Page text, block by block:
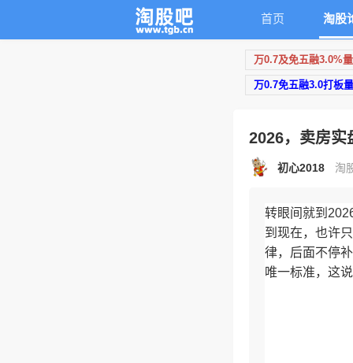
首页 淘股
万0.7及免五融3.0%
万0.7免五融3.0打板
2026，卖房实
初心2018 淘
转眼间就到
到现在，也许
律，后面不停
唯一标准，这